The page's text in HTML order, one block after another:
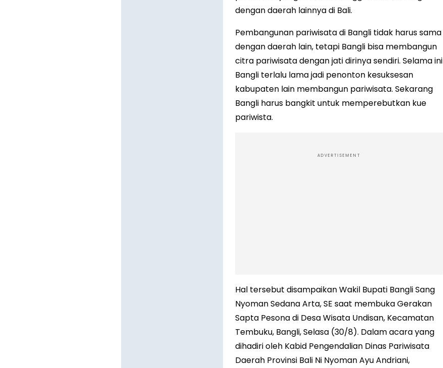
dengan daerah lainnya di Bali.
Pembangunan pariwisata di Bangli tidak harus sama
dengan daerah lain, tetapi Bangli bisa membangun
citra pariwisata dengan jati dirinya sendiri. Selama ini
Bangli terlalu lama jadi penonton kesuksesan
kabupaten lain membangun pariwisata. Sekarang
Bangli harus bangkit untuk memperebutkan kue
pariwista.
ADVERTISEMENT
Hal tersebut disampaikan Wakil Bupati Bangli Sang
Nyoman Sedana Arta, SE saat membuka Gerakan
Sapta Pesona di Desa Wisata Undisan, Kecamatan
Tembuku, Bangli, Selasa (30/8). Dalam acara yang
dihadiri oleh Kabid Pengendalian Dinas Pariwisata
Daerah Provinsi Bali Ni Nyoman Ayu Andriani,